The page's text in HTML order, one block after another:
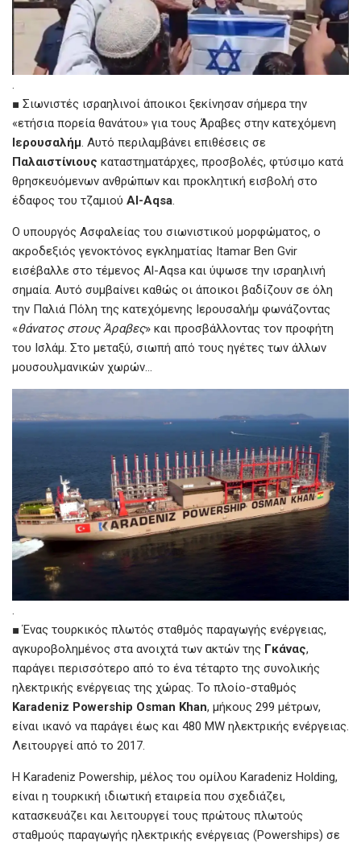
■ Σιωνιστές ισραηλινοί άποικοι ξεκίνησαν σήμερα την
«ετήσια πορεία θανάτου» για τους Άραβες στην κατεχόμενη
Ιερουσαλήμ . Αυτό περιλαμβάνει επιθέσεις σε
Παλαιστίνιους καταστηματάρχες, προσβολές, φτύσιμο κατά
θρησκευόμενων ανθρώπων και προκλητική εισβολή στο
έδαφος του τζαμιού Al-Aqsa
Ο υπουργός Ασφαλείας του σιωνιστικού μορφώματος, ο
ακροδεξιός γενοκτόνος εγκληματίας Itamar Ben Gvir
εισέβαλλε στο τέμενος Al-Aqsa και ύψωσε την ισραηλινή
σημαία. Αυτό συμβαίνει καθώς οι άποικοι βαδίζουν σε όλη
την Παλιά Πόλη της κατεχόμενης Ιερουσαλήμ φωνάζοντας
«θάνατος στους Άραβες» και προσβάλλοντας τον προφήτη
του Ισλάμ. Στο μεταξύ, σιωπή από τους ηγέτες των άλλων
μουσουλμανικών χωρών…
.
■ Ένας τουρκικός πλωτός σταθμός παραγωγής ενέργειας,
αγκυροβολημένος στα ανοιχτά των ακτών της Γκάνας,
παράγει περισσότερο από το ένα τέταρτο της συνολικής
ηλεκτρικής ενέργειας της χώρας. Το πλοίο-σταθμός
Karadeniz Powership Osman Khan, μήκους 299 μέτρων,
είναι ικανό να παράγει έως και 480 MW ηλεκτρικής ενέργειας.
Λειτουργεί από το 2017.
Η Karadeniz Powership, μέλος του ομίλου Karadeniz Holding,
είναι η τουρκική ιδιωτική εταιρεία που σχεδιάζει,
κατασκευάζει και λειτουργεί τους πρώτους πλωτούς
σταθμούς παραγωγής ηλεκτρικής ενέργειας (Powerships) σε